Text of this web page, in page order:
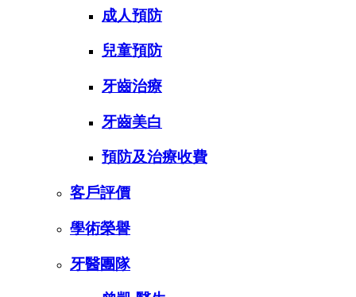
成人預防
兒童預防
牙齒治療
牙齒美白
預防及治療收費
客戶評價
學術榮譽
牙醫團隊